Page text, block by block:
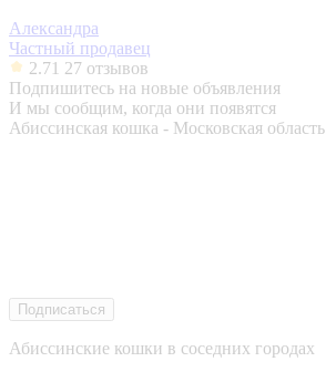
Александра
Частный продавец
2.71 27 отзывов
Подпишитесь на новые объявления
И мы сообщим, когда они появятся
Абиссинская кошка - Московская область
Подписаться
Абиссинские кошки в соседних городах